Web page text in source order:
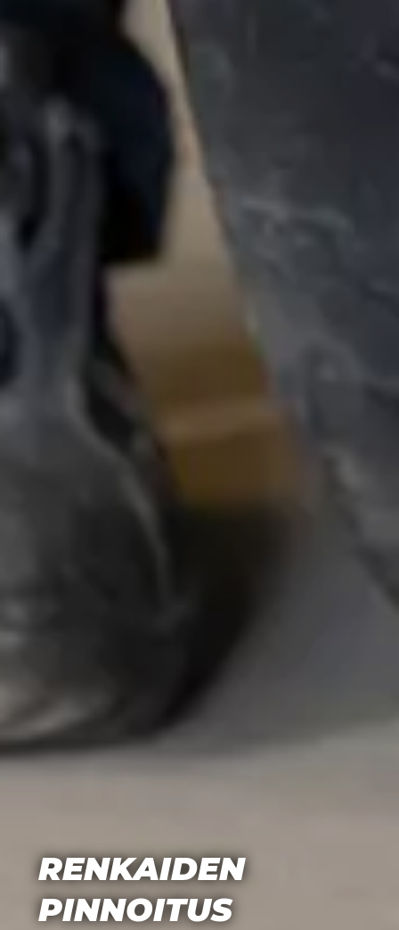
RENKAIDEN
PINNOITUS